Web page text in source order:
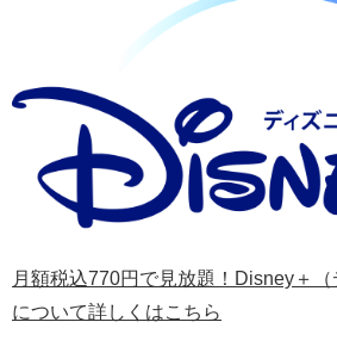
月額税込770円で見放題！Disney＋（
について詳しくはこちら